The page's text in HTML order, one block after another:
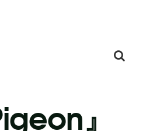
』